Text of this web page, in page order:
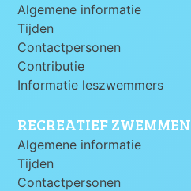
Algemene informatie
Tijden
Contactpersonen
Contributie
Informatie leszwemmers
RECREATIEF ZWEMMEN
Algemene informatie
Tijden
Contactpersonen